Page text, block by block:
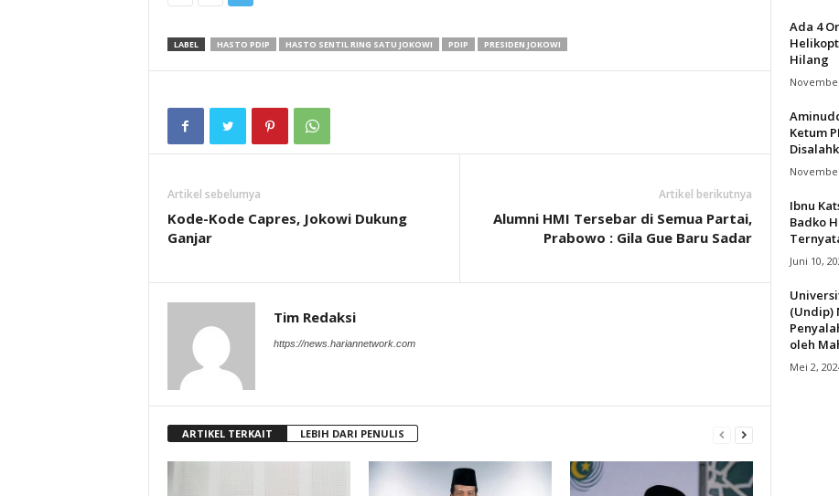
LABEL HASTO PDIP HASTO SENTIL RING SATU JOKOWI PDIP PRESIDEN JOKOWI
Artikel sebelumya
Kode-Kode Capres, Jokowi Dukung
Ganjar
Artikel berikutnya
Alumni HMI Tersebar di Semua Partai,
Prabowo : Gila Gue Baru Sadar
Tim Redaksi
https://news.hariannetwork.com
ARTIKEL TERKAIT LEBIH DARI PENULIS
Ada 4
Hilang
Ketum
Ibnu
Badko
Juni 10,
(Undip)
oleh
Mei 2,